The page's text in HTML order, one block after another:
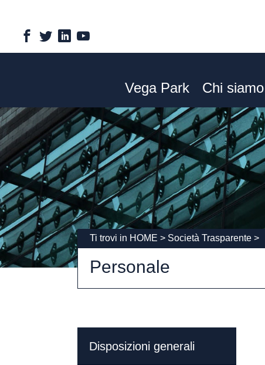
Vega Park Chi siamo
Ti trovi in HOME > Società Trasparente >
Personale
Disposizioni generali